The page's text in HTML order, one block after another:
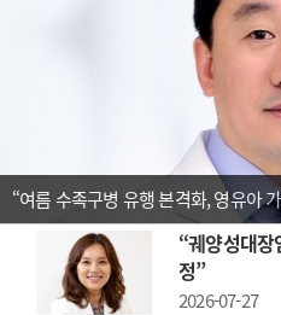
“여름 수족구병 유행 본격화, 영유아
“궤양성대장
정”
2026-07-27